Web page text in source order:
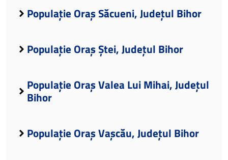
Populație Oraș Săcueni, Județul Bihor
Populație Oraș Ștei, Județul Bihor
Populație Oraș Valea Lui Mihai, Județul
Bihor
Populație Oraș Vașcău, Județul Bihor